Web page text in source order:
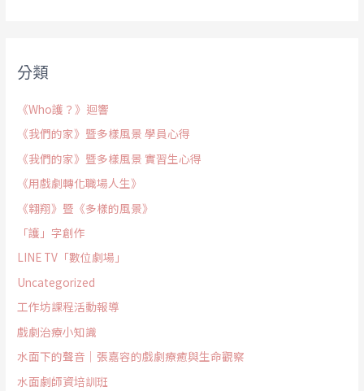
分類
《Who護？》迴響
《我們的家》暨多樣風景 學員心得
《我們的家》暨多樣風景 實習生心得
《用戲劇轉化職場人生》
《翱翔》暨《多樣的風景》
「護」字創作
LINE TV「數位劇場」
Uncategorized
工作坊課程活動報導
戲劇治療小知識
水面下的聲音｜張嘉容的戲劇療癒與生命觀察
水面劇師資培訓班